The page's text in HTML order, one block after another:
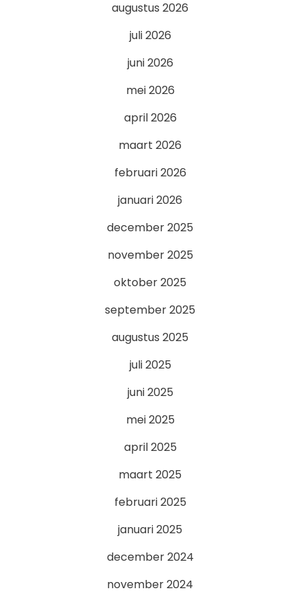
augustus 2026
juli 2026
juni 2026
mei 2026
april 2026
maart 2026
februari 2026
januari 2026
december 2025
november 2025
oktober 2025
september 2025
augustus 2025
juli 2025
juni 2025
mei 2025
april 2025
maart 2025
februari 2025
januari 2025
december 2024
november 2024